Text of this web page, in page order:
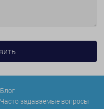
Блог
Часто задаваемые вопросы